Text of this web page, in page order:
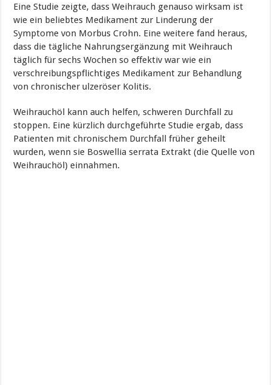
Eine Studie zeigte, dass Weihrauch genauso wirksam ist
wie ein beliebtes Medikament zur Linderung der
Symptome von Morbus Crohn. Eine weitere fand heraus,
dass die tägliche Nahrungsergänzung mit Weihrauch
täglich für sechs Wochen so effektiv war wie ein
verschreibungspflichtiges Medikament zur Behandlung
von chronischer ulzeröser Kolitis.
Weihrauchöl kann auch helfen, schweren Durchfall zu
stoppen. Eine kürzlich durchgeführte Studie ergab, dass
Patienten mit chronischem Durchfall früher geheilt
wurden, wenn sie Boswellia serrata Extrakt (die Quelle von
Weihrauchöl) einnahmen.